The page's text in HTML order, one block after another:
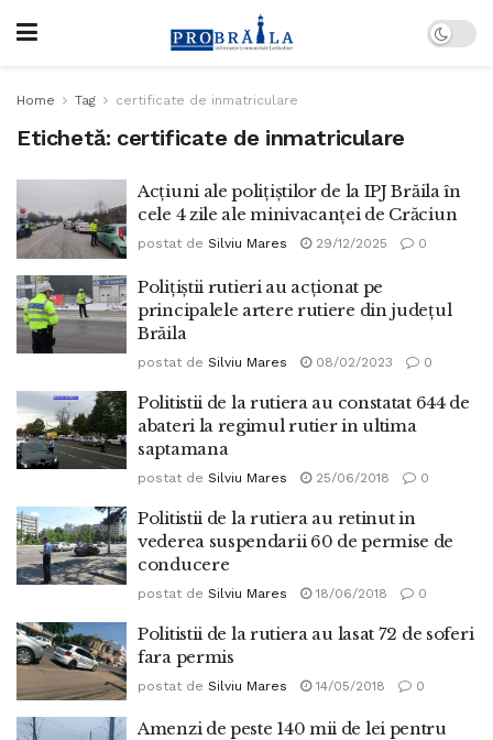
Home Tag certificate de inmatriculare
Etichetă: certificate de inmatriculare
Acțiuni ale polițiștilor de la IPJ Brăila în
cele 4 zile ale minivacanței de Crăciun
postat de Silviu Mares 29/12/2025 0
Polițiștii rutieri au acționat pe
principalele artere rutiere din județul
Brăila
postat de Silviu Mares 08/02/2023 0
Politistii de la rutiera au constatat 644 de
abateri la regimul rutier in ultima
saptamana
postat de Silviu Mares 25/06/2018 0
Politistii de la rutiera au retinut in
vederea suspendarii 60 de permise de
conducere
postat de Silviu Mares 18/06/2018 0
Politistii de la rutiera au lasat 72 de soferi
fara permis
postat de Silviu Mares 14/05/2018 0
Amenzi de peste 140 mii de lei pentru